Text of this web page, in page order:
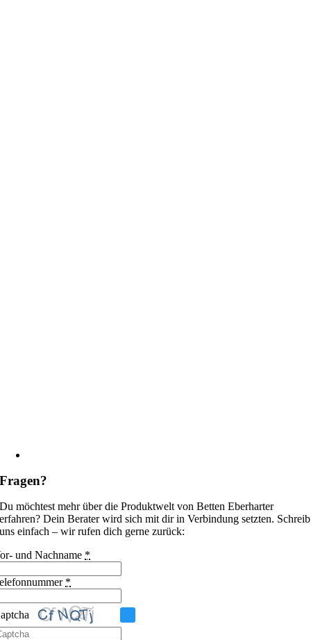
Fragen?
Du möchtest mehr über die Produktwelt von Betten Eberharter
erfahren? Dein Berater wird sich mit dir in Verbindung setzten. Schreib
uns einfach – wir rufen dich gerne zurück:
und Nachname *
*